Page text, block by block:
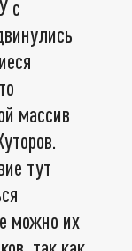
с
массив
тут
можно их